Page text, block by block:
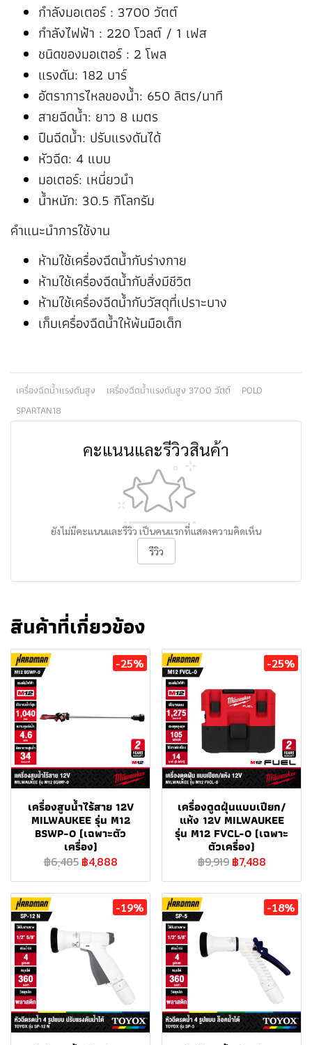
กำลังมอเตอร์ : 3700 วัตต์
กำลังไฟฟ้า : 220 โวลต์ / 1 เฟส
ชนิดของมอเตอร์ : 2 โพล
แรงดัน: 182 บาร์
อัตราการไหลของน้ำ: 650 ลิตร/นาที
สายฉีดน้ำ: ยาว 8 เมตร
ปืนฉีดน้ำ: ปรับแรงดันได้
หัวฉีด: 4 แบบ
มอเตอร์: เหนี่ยวนำ
น้ำหนัก: 30.5 กิโลกรัม
คำแนะนำการใช้งาน
ห้ามใช้เครื่องฉีดน้ำกับร่างกาย
ห้ามใช้เครื่องฉีดน้ำกับสิ่งมีชีวิต
ห้ามใช้เครื่องฉีดน้ำกับวัสดุที่เปราะบาง
เก็บเครื่องฉีดน้ำให้พ้นมือเด็ก
เครื่องฉีดน้ำแรงดันสูง เครื่องฉีดน้ำแรงดันสูง 3700 วัตต์
POLO
SPARTAN18
คะแนนและรีวิวสินค้า
ยังไม่มีคะแนนและรีวิว เป็นคนแรกที่แสดงความคิดเห็น
รีวิว
สินค้าที่เกี่ยวข้อง
-25%
เครื่องสูบน้ำไร้สาย 12V
MILWAUKEE รุ่น M12
BSWP-0 (เฉพาะตัว
เครื่อง)
฿6,485 ฿4,888
-25%
เครื่องดูดฝุ่นแบบเปียก/
แห้ง 12V MILWAUKEE
รุ่น M12 FVCL-0 (เฉพาะ
ตัวเครื่อง)
฿9,919 ฿7,488
-19% -18%